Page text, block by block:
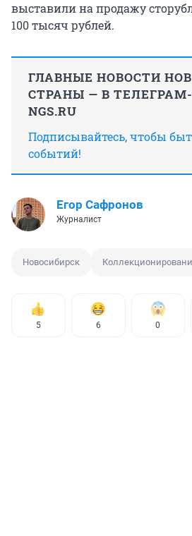
выставили на продажу
100 тысяч рублей.
ГЛАВНЫЕ НОВОСТИ
СТРАНЫ — В
NGS.RU
Подписывайтесь, чтобы
событий!
Егор Сафронов
Журналист
Новосибирск
5 6 0